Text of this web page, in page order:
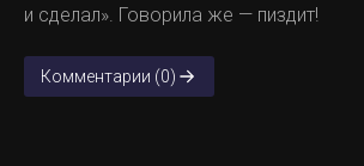
и сделал». Говорила же — пиздит!
Комментарии (0)